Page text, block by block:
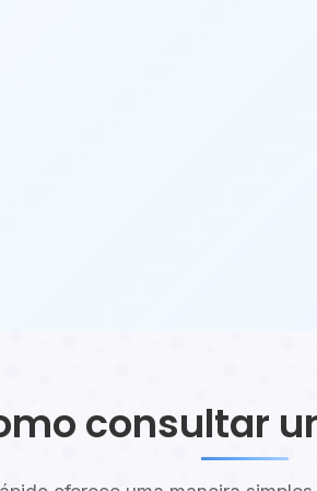
consultar